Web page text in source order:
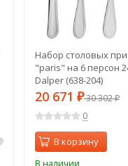
Набор столовых
"paris" на 6 персон
Dalper (638-204)
20 671 ₽30 302₽
0
В корзину
В наличии